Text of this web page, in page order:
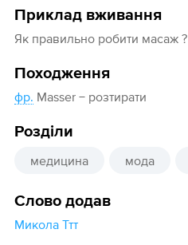
Приклад вживання
Як правильно робити масаж ?
Походження
фр. Masser − розтирати
Розділи
медицина мода
Слово додав
Микола Ттт